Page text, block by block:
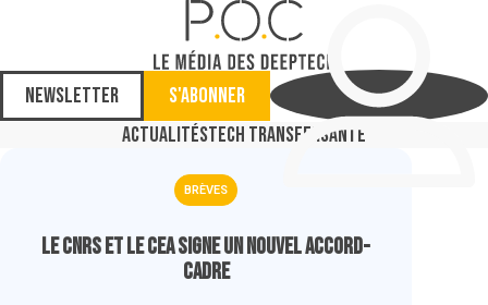
Newsletter
S'abonner
ActualitésTech TransferSanté
BRÈVES
Le CNRS et le CEA signe un nouvel accord-
cadre